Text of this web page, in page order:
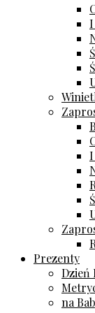
I
I
Prezenty
Dzień
na